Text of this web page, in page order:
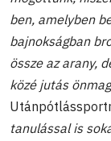
ben, amelyben
bajnokságban
össze az arany,
közé jutás
tanulással is